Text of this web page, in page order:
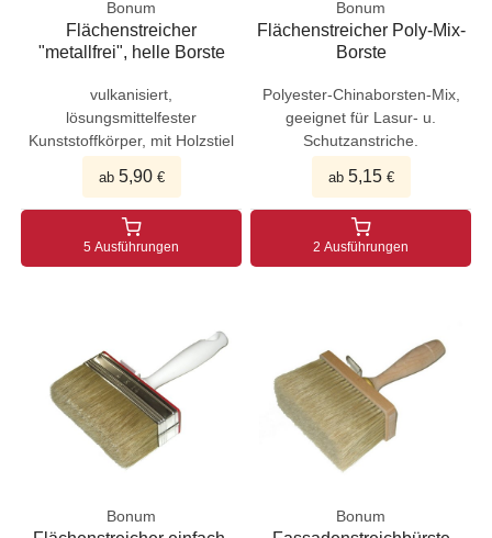
Bonum
Flächenstreicher
"metallfrei", helle Borste
vulkanisiert,
lösungsmittelfester
Kunststoffkörper, mit Holzstiel
ab 5,90€
5 Ausführungen
Bonum
Flächenstreicher Poly-Mix-
Borste
Polyester-Chinaborsten-Mix,
geeignet für Lasur- u.
Schutzanstriche.
ab 5,15€
2 Ausführungen
Bonum Bonum